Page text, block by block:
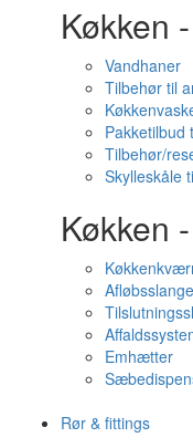
Køkken
Vandhaner
Tilbehør til
Pakketilbud
Tilbehør/
Skylleskåle
Køkken
Emhætter
Rør & fittings